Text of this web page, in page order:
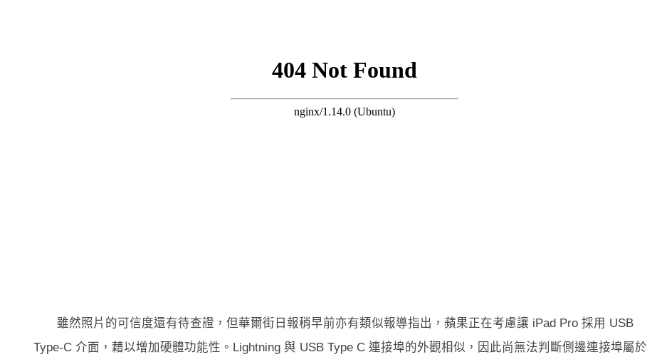
雖然照片的可信度還有待查證，但華爾街日報稍早前亦有類似報導指出，蘋果正在考慮讓 iPad Pro 採用 USB
Type-C 介面，藉以增加硬體功能性。Lightning 與 USB Type C 連接埠的外觀相似，因此尚無法判斷側邊連接埠屬於